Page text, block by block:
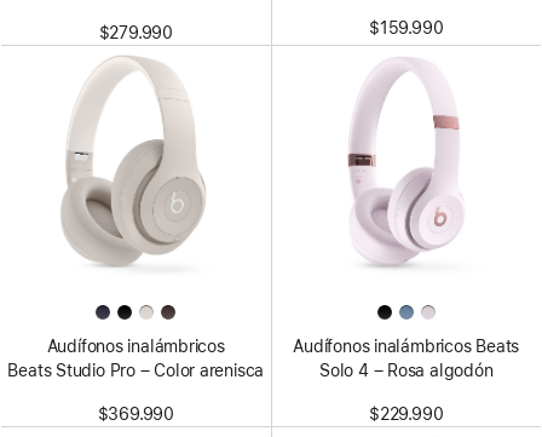
$279.990 $159.990
Audífonos inalámbricos
Beats Studio Pro – Color arenisca
$369.990
Audífonos inalámbricos Beats
Solo 4 – Rosa algodón
$229.990